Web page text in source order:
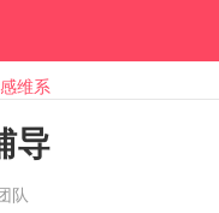
维系
导
队